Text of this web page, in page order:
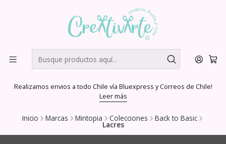
Realizamos envios a todo Chile vía Bluexpress y Correos de Chile!
Leer más
Inicio Marcas Mintopia Colecciones Back to Basic
Lacres